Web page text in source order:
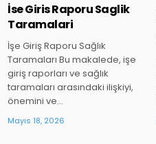
İse Giris Raporu Saglik
Taramalari
İşe Giriş Raporu Sağlık
Taramaları Bu makalede, işe
giriş raporları ve sağlık
taramaları arasındaki ilişkiyi,
önemini ve…
Mayıs 18, 2026